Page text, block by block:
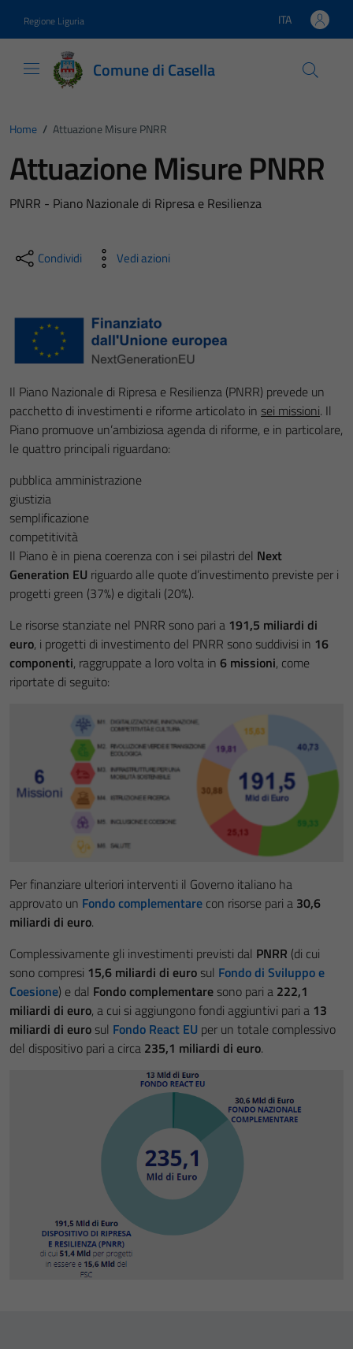
Regione Liguria Lingua attiva:
ITA
Comune di Casella
Home / Attuazione Misure PNRR
Attuazione Misure PNRR
PNRR - Piano Nazionale di Ripresa e Resilienza
Condividi Vedi azioni
Il Piano Nazionale di Ripresa e Resilienza (PNRR) prevede un
pacchetto di investimenti e riforme articolato in sei missioni. Il
Piano promuove un’ambiziosa agenda di riforme, e in particolare,
le quattro principali riguardano:
pubblica amministrazione
giustizia
semplificazione
competitività
Il Piano è in piena coerenza con i sei pilastri del Next
Generation EU riguardo alle quote d’investimento previste per i
progetti green (37%) e digitali (20%).
Le risorse stanziate nel PNRR sono pari a 191,5 miliardi di
euro, i progetti di investimento del PNRR sono suddivisi in 16
componenti, raggruppate a loro volta in 6 missioni, come
riportate di seguito:
Per finanziare ulteriori interventi il Governo italiano ha
approvato un Fondo complementare con risorse pari a 30,6
miliardi di euro.
Complessivamente gli investimenti previsti dal PNRR (di cui
sono compresi 15,6 miliardi di euro sul Fondo di Sviluppo e
Coesione) e dal Fondo complementare sono pari a 222,1
miliardi di euro, a cui si aggiungono fondi aggiuntivi pari a 13
miliardi di euro sul Fondo React EU per un totale complessivo
del dispositivo pari a circa 235,1 miliardi di euro.